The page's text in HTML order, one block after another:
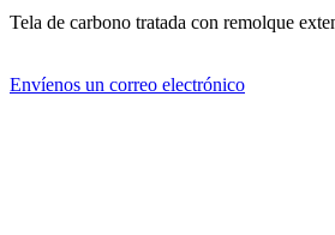
Tela de carbono tratada con remolque
Envíenos un correo electrónico